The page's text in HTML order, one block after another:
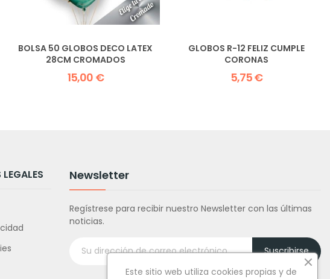
BOLSA 50 GLOBOS DECO LATEX
28CM CROMADOS
15,00 €
GLOBOS R-12 FELIZ CUMPLE
CORONAS
5,75 €
Newsletter
Regístrese para recibir nuestro Newsletter con las últimas
noticias.
Suscribirse
Este sitio web utiliza cookies propias y de